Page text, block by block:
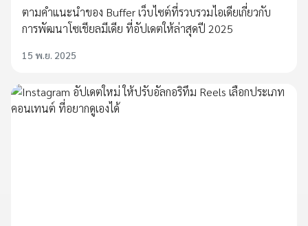
ตามคำแนะนำของ Buffer เว็บไซต์ที่รวบรวมไอเดียเกี่ยวกับ
การพัฒนาโซเชียลมีเดีย ที่อัปเดตให้ล่าสุดปี 2025
15 พ.ย. 2025